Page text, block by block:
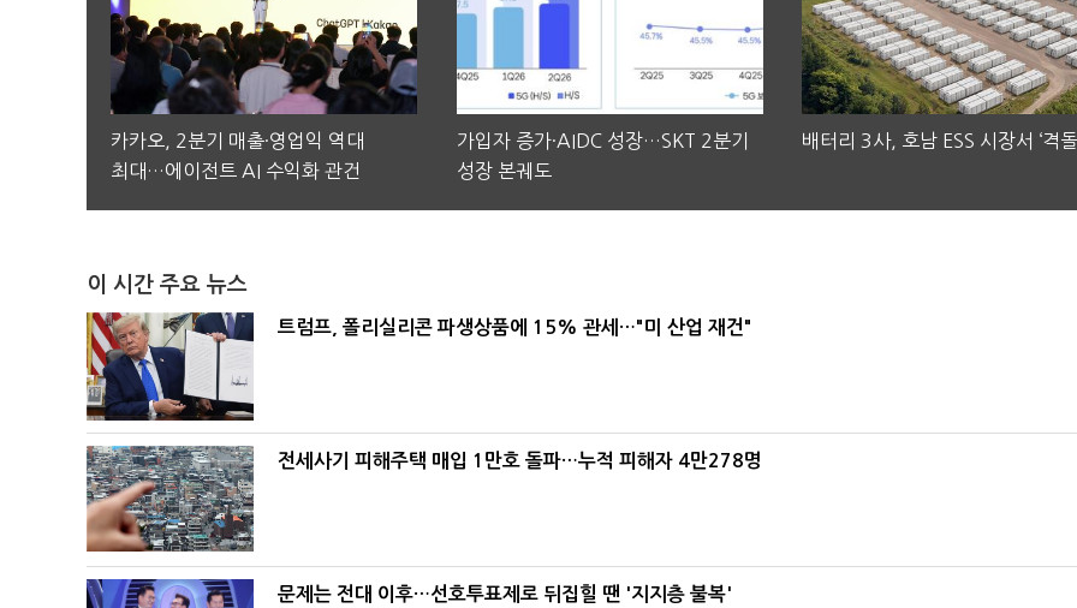
카카오, 2분기 매출·영업익 역대
최대…에이전트 AI 수익화 관건
가입자 증가·AIDC 성장…SKT 2분기
성장 본궤도
배터리 3사, 호남 ESS 시장서 ‘격돌
이 시간 주요 뉴스
트럼프, 폴리실리콘 파생상품에 15% 관세…"미 산업 재건"
전세사기 피해주택 매입 1만호 돌파…누적 피해자 4만278명
문제는 전대 이후…선호투표제로 뒤집힐 땐 '지지층 불복'